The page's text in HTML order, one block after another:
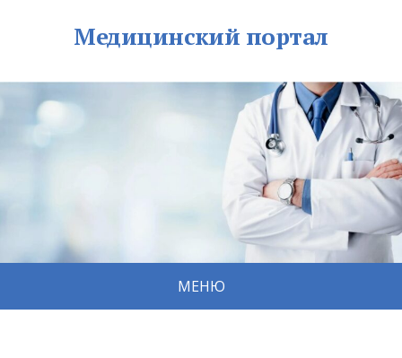
Медицинский портал
МЕНЮ